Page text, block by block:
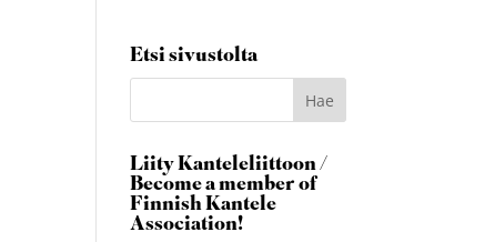
Etsi sivustolta
Liity Kanteleliittoon /
Become a member of
Finnish Kantele
Association!